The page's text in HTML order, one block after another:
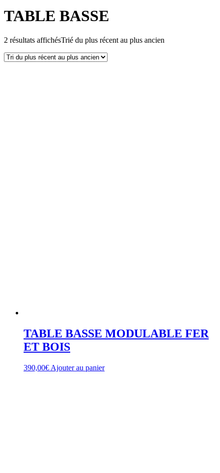
TABLE BASSE
2 résultats affichésTrié du plus récent au plus ancien
TABLE BASSE MODULABLE FER
ET BOIS
390,00€ Ajouter au panier